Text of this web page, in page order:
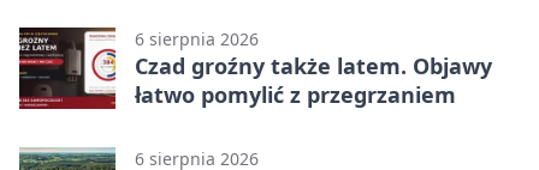
6 sierpnia 2026
Czad groźny także latem. Objawy
łatwo pomylić z przegrzaniem
6 sierpnia 2026